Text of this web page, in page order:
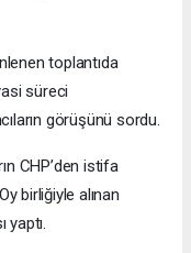
toplantıda
süreci
görüşünü sordu.
CHP’den istifa
birliğiyle alınan
yaptı.